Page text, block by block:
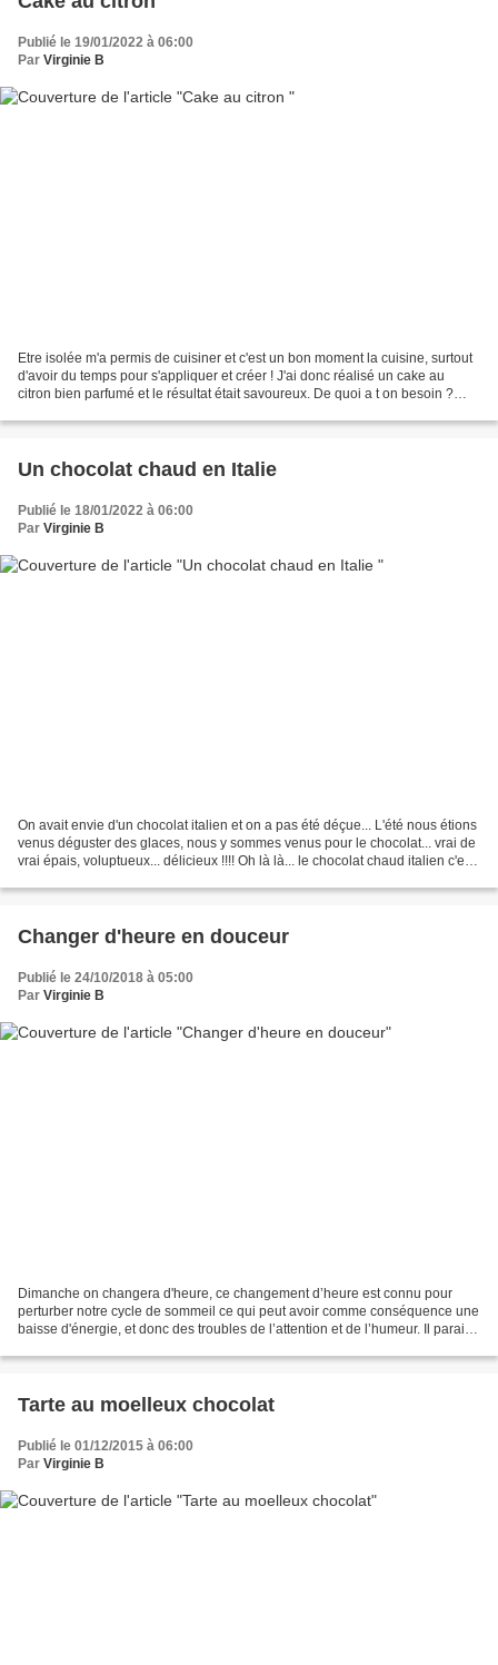
Publié le 19/01/2022 à 06:00
Par Virginie B
Etre isolée m'a permis de cuisiner et c'est un bon moment la cuisine, surtout
d'avoir du temps pour s'appliquer et créer ! J'ai donc réalisé un cake au
citron bien parfumé et le résultat était savoureux. De quoi a t on besoin ?
Un chocolat chaud en Italie
Publié le 18/01/2022 à 06:00
Par Virginie B
On avait envie d'un chocolat italien et on a pas été déçue... L'été nous étions
venus déguster des glaces, nous y sommes venus pour le chocolat... vrai de
vrai épais, voluptueux... délicieux !!!! Oh là là... le chocolat chaud italien c'est
Changer d'heure en douceur
Publié le 24/10/2018 à 05:00
Par Virginie B
Dimanche on changera d'heure, ce changement d’heure est connu pour
perturber notre cycle de sommeil ce qui peut avoir comme conséquence une
baisse d'énergie, et donc des troubles de l’attention et de l’humeur. Il parait
Tarte au moelleux chocolat
Publié le 01/12/2015 à 06:00
Par Virginie B